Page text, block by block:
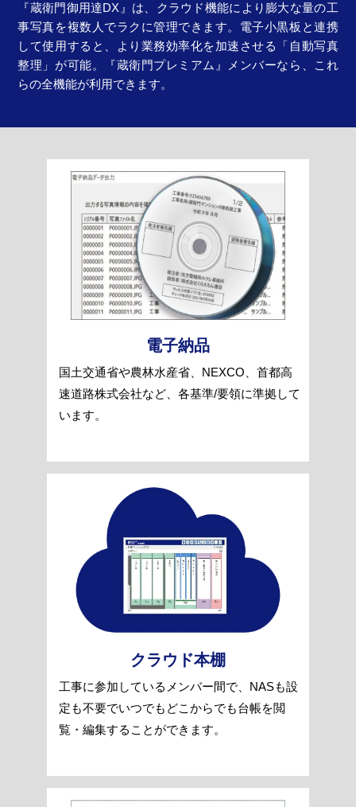
『蔵衛門御用達DX』は、クラウド機能により膨大な量の工
事写真を複数人でラクに管理できます。電子小黒板と連携
して使用すると、より業務効率化を加速させる「自動写真
整理」が可能。『蔵衛門プレミアム』メンバーなら、これ
らの全機能が利用できます。
電子納品
国土交通省や農林水産省、NEXCO、首都高
速道路株式会社など、各基準/要領に準拠して
います。
クラウド本棚
工事に参加しているメンバー間で、NASも設
定も不要でいつでもどこからでも台帳を閲
覧・編集することができます。